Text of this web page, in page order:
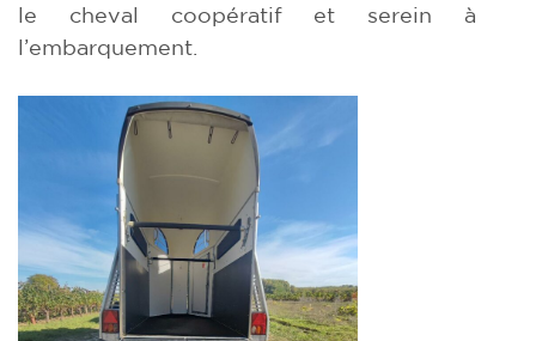
le cheval coopératif et serein à
l’embarquement.